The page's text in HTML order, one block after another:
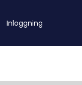
Inloggning